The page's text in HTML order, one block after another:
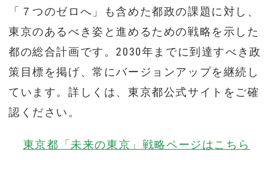
「７つのゼロへ」も含めた都政の課題に対し、
東京のあるべき姿と進めるための戦略を示した
都の総合計画です。2030年までに到達すべき政
策目標を掲げ、常にバージョンアップを継続し
ています。詳しくは、東京都公式サイトをご確
認ください。
東京都「未来の東京」戦略ページはこちら